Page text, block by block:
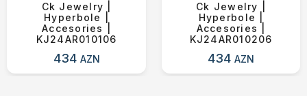
Ck Jewelry |
Hyperbole |
Accesories |
KJ24AR010106
434 AZN
Ck Jewelry |
Hyperbole |
Accesories |
KJ24AR010206
434AZN